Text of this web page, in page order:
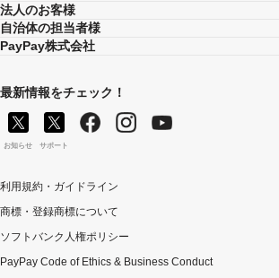
法人のお客様
自治体の担当者様
PayPay株式会社
最新情報をチェック！
お知らせ サポート
利用規約・ガイドライン
商標・登録商標について
ソフトバンク人権ポリシー
PayPay Code of Ethics & Business Conduct